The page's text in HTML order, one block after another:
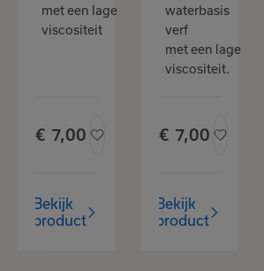
met een lage
viscositeit
€ 7,00
Bekijk
product
waterbasis
verf
met een lage
viscositeit.
€ 7,00
Bekijk
product
favorieten